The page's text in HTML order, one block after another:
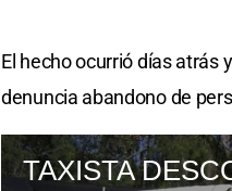
El hecho ocurrió días atrás
denuncia abandono de